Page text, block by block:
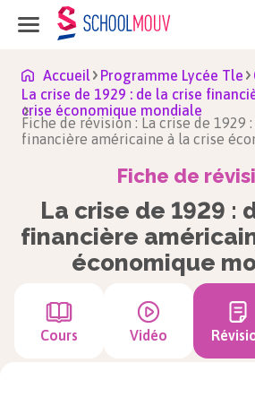
Accueil Programme Lycée Tle
La crise de 1929 : de la crise
crise économique mondiale
Fiche de révision : La crise de 1929
financière américaine à la crise
Fiche de
La crise de 1929 :
financière
économique
Cours Vidéo